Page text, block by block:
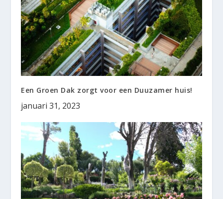
Een Groen Dak zorgt voor een Duuzamer huis!
januari 31, 2023